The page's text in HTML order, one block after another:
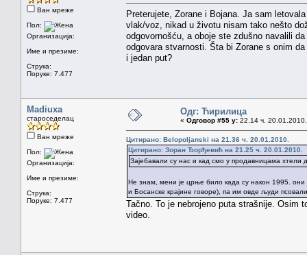
Ван мреже
Пол:
Организација:
Име и презиме:
Струка:
Поруке: 7.477
Preterujete, Zorane i Bojana. Ja sam
vlak/voz, nikad u životu nisam tako nešto
odgovornošću, a oboje ste zdušno navalili
odgovara stvarnosti. Šta bi Zorane s onim
i jedan put?
Madiuxa
староседелац
Ван мреже
Пол:
Организација:
Име и презиме:
Струка:
Поруке: 7.477
Одг: Ћирилица
« Одговор #55 у: 22.14 ч.
Цитирано: Belopoljanski на 21.36 ч. 20.01.2010.
Цитирано: Зоран Ђорђевић на 21.25 ч. 20.01.2010.
Зајебавали су нас и кад смо у продавницама
Не знам, мени је црње било када су након 1995.
и Босанске крајине говоре), па им овде људи
Tačno. To je nebrojeno puta strašnije. Osim
video.